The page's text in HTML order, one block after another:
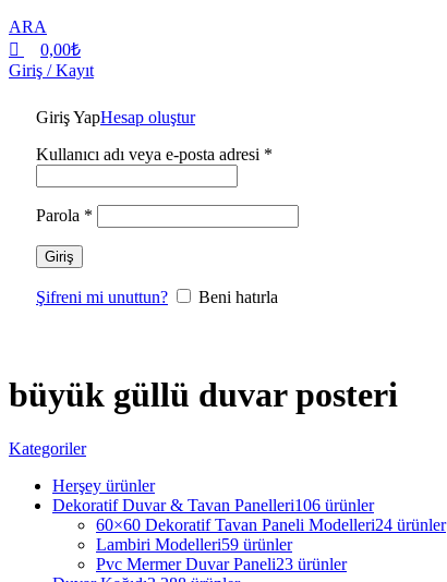
ARA
0,00₺
Giriş / Kayıt
Giriş YapHesap oluştur
Kullanıcı adı veya e-posta adresi *
Parola *
Giriş
Şifreni mi unuttun? Beni hatırla
büyük güllü duvar posteri
Kategoriler
Herşey ürünler
Dekoratif Duvar & Tavan Panelleri106 ürünler
60×60 Dekoratif Tavan Paneli Modelleri24 ürünler
Lambiri Modelleri59 ürünler
Pvc Mermer Duvar Paneli23 ürünler